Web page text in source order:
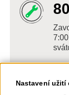
Nastavení